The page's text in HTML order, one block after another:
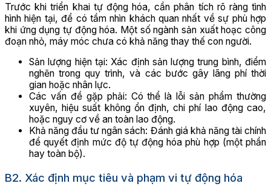
Trước khi triển khai tự động hóa, cần phân tích rõ ràng tình
hình hiện tại, để có tầm nhìn khách quan nhất về sự phù hợp
khi ứng dụng tự động hóa. Một số ngành sản xuất hoạc công
đoạn nhỏ, máy móc chưa có khả năng thay thế con người.
Sản lượng hiện tại: Xác định sản lượng trung bình, điểm
nghẽn trong quy trình, và các bước gây lãng phí thời
gian hoặc nhân lực.
Các vấn đề gặp phải: Có thể là lỗi sản phẩm thường
xuyên, hiệu suất không ổn định, chi phí lao động cao,
hoặc nguy cơ về an toàn lao động.
Khả năng đầu tư ngân sách: Đánh giá khả năng tài chính
để quyết định mức độ tự động hóa phù hợp (một phần
hay toàn bộ).
B2. Xác định mục tiêu và phạm vi tự động hóa